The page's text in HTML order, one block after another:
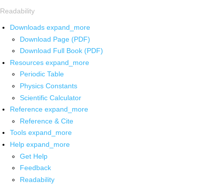
Readability
Downloads expand_more
Download Page (PDF)
Download Full Book (PDF)
Resources expand_more
Periodic Table
Physics Constants
Scientific Calculator
Reference expand_more
Reference & Cite
Tools expand_more
Help expand_more
Get Help
Feedback
Readability